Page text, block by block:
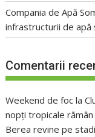
Compania de Apă
infrastructurii de apă
Comentarii
Weekend de foc la
nopți tropicale
Berea revine pe